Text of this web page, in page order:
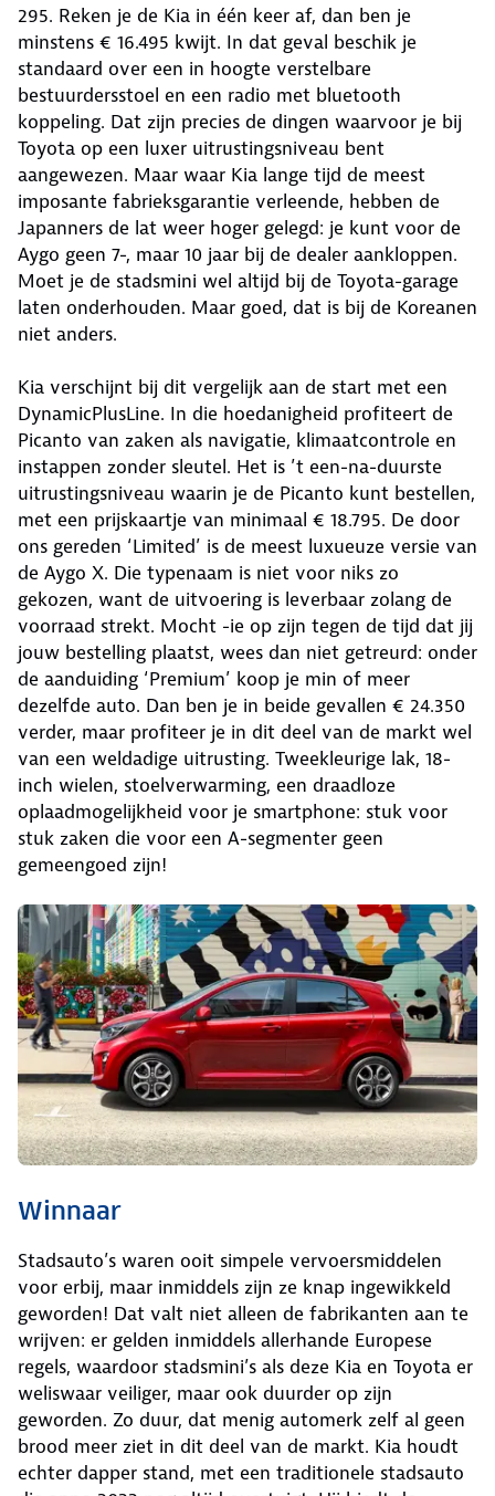
295. Reken je de Kia in één keer af, dan ben je
minstens € 16.495 kwijt. In dat geval beschik je
standaard over een in hoogte verstelbare
bestuurdersstoel en een radio met bluetooth
koppeling. Dat zijn precies de dingen waarvoor je bij
Toyota op een luxer uitrustingsniveau bent
aangewezen. Maar waar Kia lange tijd de meest
imposante fabrieksgarantie verleende, hebben de
Japanners de lat weer hoger gelegd: je kunt voor de
Aygo geen 7-, maar 10 jaar bij de dealer aankloppen.
Moet je de stadsmini wel altijd bij de Toyota-garage
laten onderhouden. Maar goed, dat is bij de Koreanen
niet anders.
Kia verschijnt bij dit vergelijk aan de start met een
DynamicPlusLine. In die hoedanigheid profiteert de
Picanto van zaken als navigatie, klimaatcontrole en
instappen zonder sleutel. Het is ’t een-na-duurste
uitrustingsniveau waarin je de Picanto kunt bestellen,
met een prijskaartje van minimaal € 18.795. De door
ons gereden ‘Limited’ is de meest luxueuze versie van
de Aygo X. Die typenaam is niet voor niks zo
gekozen, want de uitvoering is leverbaar zolang de
voorraad strekt. Mocht -ie op zijn tegen de tijd dat jij
jouw bestelling plaatst, wees dan niet getreurd: onder
de aanduiding ‘Premium’ koop je min of meer
dezelfde auto. Dan ben je in beide gevallen € 24.350
verder, maar profiteer je in dit deel van de markt wel
van een weldadige uitrusting. Tweekleurige lak, 18-
inch wielen, stoelverwarming, een draadloze
oplaadmogelijkheid voor je smartphone: stuk voor
stuk zaken die voor een A-segmenter geen
gemeengoed zijn!
Winnaar
Stadsauto’s waren ooit simpele vervoersmiddelen
voor erbij, maar inmiddels zijn ze knap ingewikkeld
geworden! Dat valt niet alleen de fabrikanten aan te
wrijven: er gelden inmiddels allerhande Europese
regels, waardoor stadsmini’s als deze Kia en Toyota er
weliswaar veiliger, maar ook duurder op zijn
geworden. Zo duur, dat menig automerk zelf al geen
brood meer ziet in dit deel van de markt. Kia houdt
echter dapper stand, met een traditionele stadsauto